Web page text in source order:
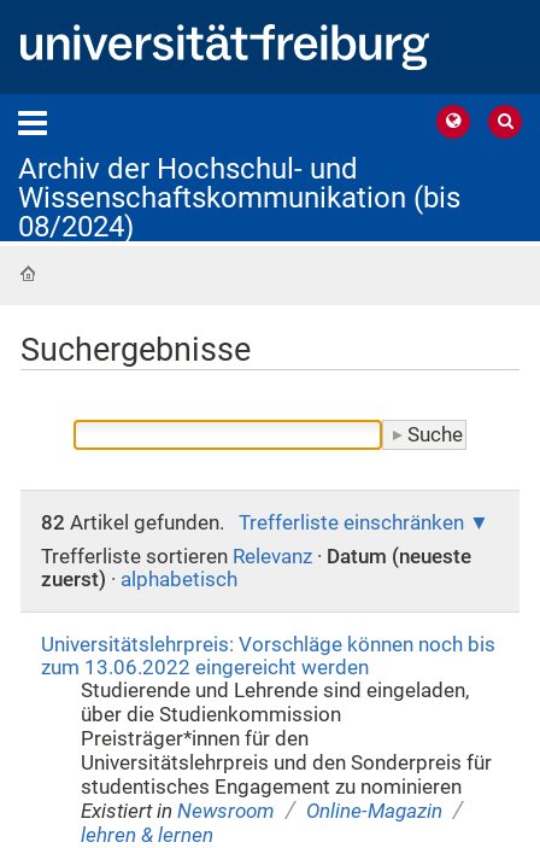
Archiv der Hochschul- und
Wissenschaftskommunikation (bis
08/2024)
Suchergebnisse
82 Artikel gefunden.
Trefferliste einschränken
Trefferliste sortieren Relevanz · Datum (neueste
zuerst) · alphabetisch
Universitätslehrpreis: Vorschläge können noch bis
zum 13.06.2022 eingereicht werden
Studierende und Lehrende sind eingeladen,
über die Studienkommission
Preisträger*innen für den
Universitätslehrpreis und den Sonderpreis für
studentisches Engagement zu nominieren
Existiert in Newsroom / Online-Magazin /
lehren & lernen